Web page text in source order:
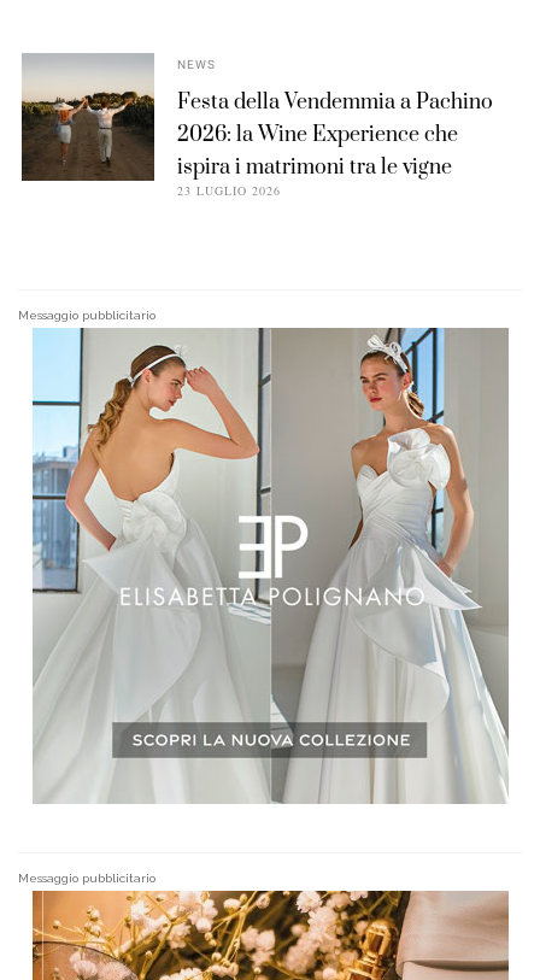
NEWS
Festa della Vendemmia a Pachino
2026: la Wine Experience che
ispira i matrimoni tra le vigne
23 LUGLIO 2026
Messaggio pubblicitario
Messaggio pubblicitario